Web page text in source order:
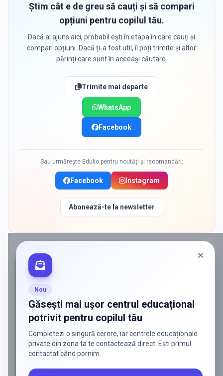
Știm cât e de greu să cauți și să compari
opțiuni pentru copilul tău.
Dacă ai ajuns aici, probabil ești în etapa în care cauți și
compari opțiuni. Dacă ți-a fost util, îl poți trimite și altor
părinți care sunt în aceeași căutare.
Trimite mai departe
WhatsApp
Facebook
Sau urmărește Edulio pentru noutăți și recomandări:
Facebook Instagram
Abonează-te la newsletter
Nou
Găsești mai ușor centrul educațional
potrivit pentru copilul tău
Completezi o singură cerere, iar centrele educaționale
private din zona ta te contactează direct. Ești primul
contactat când pornim.